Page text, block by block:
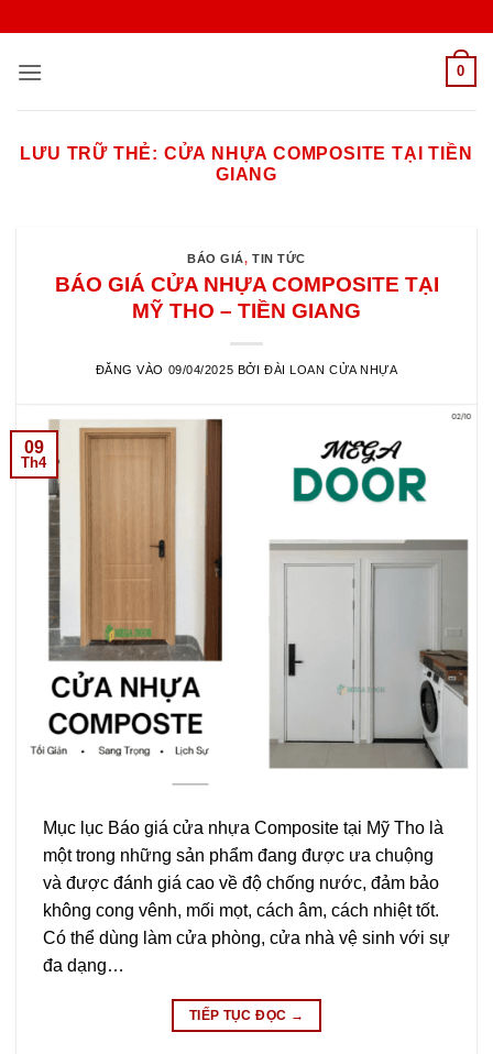
nội
0
LƯU TRỮ THẺ: CỬA NHỰA COMPOSITE TẠI TIỀN
GIANG
BÁO GIÁ,TIN TỨC
BÁO GIÁ CỬA NHỰA COMPOSITE TẠI
MỸ THO – TIỀN GIANG
ĐĂNG VÀO 09/04/2025 BỞI ĐÀI LOAN CỬA NHỰA
09
Th4
Mục lục Báo giá cửa nhựa Composite tại Mỹ Tho là
một trong những sản phẩm đang được ưa chuộng
và được đánh giá cao về độ chống nước, đảm bảo
không cong vênh, mối mọt, cách âm, cách nhiệt tốt.
Có thể dùng làm cửa phòng, cửa nhà vệ sinh với sự
đa dạng…
TIẾP TỤC ĐỌC →